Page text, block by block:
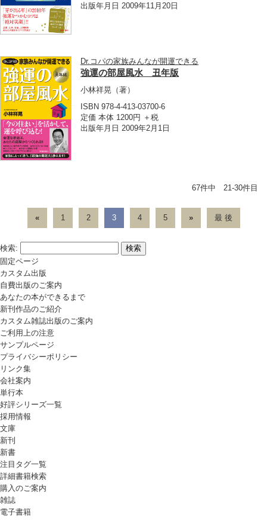
出版年月日 2009年11月20日
Dr.コパの家族みんなが開運できる
強運の部屋風水 丑年版
小林祥晃 （著）
ISBN 978-4-413-03700-6
定価 本体 1200円 ＋税
出版年月日 2009年2月1日
67件中 21-30件目
« 1 2 3 4 5 » 最 後
検索:
固定ページ
カスタム出版
自費出版のご案内
あなたの本ができるまで
新刊作品のご紹介
カスタム雑誌出版のご案内
ご利用上の注意
サンプルページ
プライバシーポリシー
リンク集
会社案内
単行本
好評シリーズ一覧
採用情報
文庫
新刊
新書
注目タグ一覧
詳細書籍検索
購入のご案内
雑誌
電子書籍